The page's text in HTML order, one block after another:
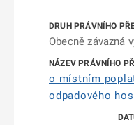
Obecně závazná
o místním
odpadového